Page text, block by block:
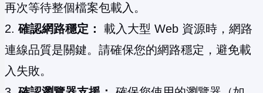
再次等待整個檔案包載入。
確認網路穩定：
載入大型 Web 資源時，網路
連線品質是關鍵。請確保您的網路穩定，避免載
入失敗。